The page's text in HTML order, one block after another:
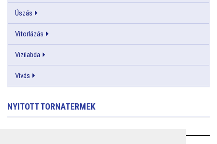
Úszás
Vitorlázás
Vizilabda
Vívás
NYITOTT TORNATERMEK